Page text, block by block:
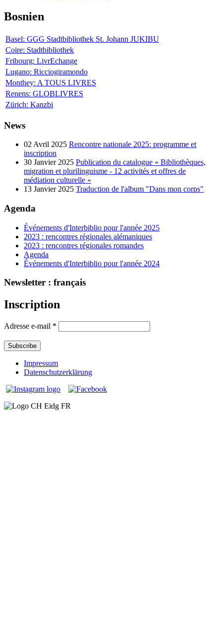
Bosnien
Basel: GGG Stadtbibliothek St. Johann JUKIBU
Coire: Stadtbibliothek
Fribourg: LivrEchange
Lugano: Ricciogiramondo
Monthey: A TOUS LIVRES
Renens: GLOBLIVRES
Zürich: Kanzbi
News
02 Avril 2025 Rencontre nationale 2025: programme et
inscription
30 Janvier 2025 Publication du catalogue « Bibliothèques,
migration et plurilinguisme - 12 activités et offres de
médiation culturelle »
13 Janvier 2025 Traduction de l'album "Dans mon corps"
Agenda
Événements d'Interbiblio pour l'année 2025
2023 : rencontres régionales alémaniques
2023 : rencontres régionales romandes
Agenda
Événements d'Interbiblio pour l'année 2024
Newsletter : français
Inscription
Adresse e-mail *
Impressum
Datenschutzerklärung